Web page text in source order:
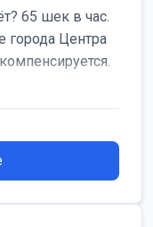
65 шек в час.
города Центра